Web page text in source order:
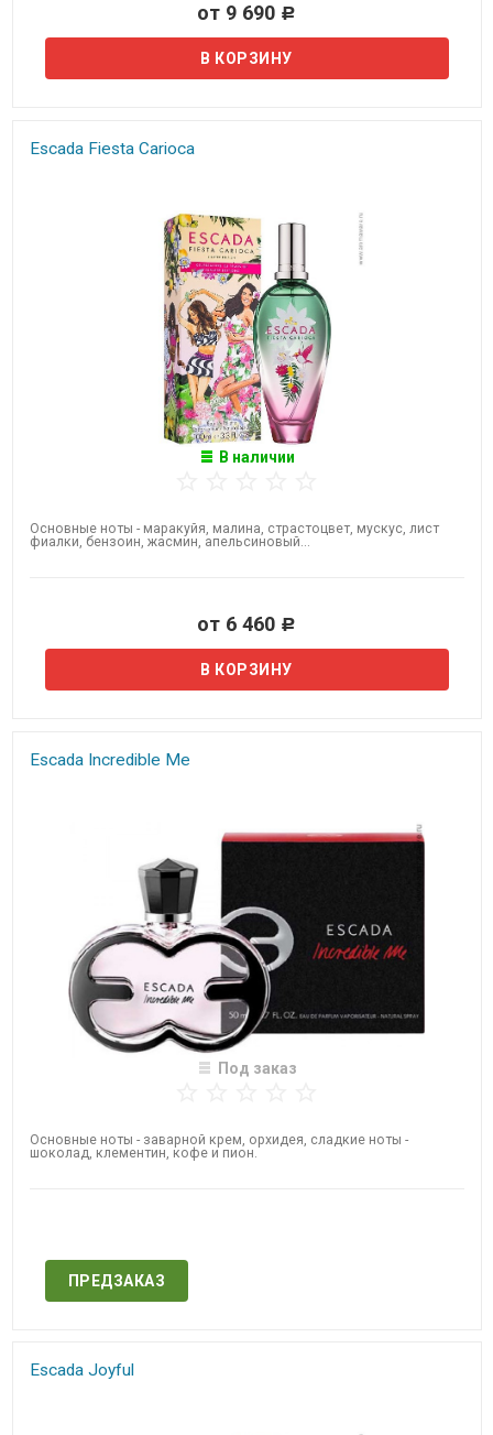
от 9 690 Р
Escada Fiesta Carioca
В наличии
Основные ноты - маракуйя, малина, страстоцвет, мускус, лист
фиалки, бензоин, жасмин, апельсиновый...
от 6 460 Р
Escada Incredible Me
Под заказ
Основные ноты - заварной крем, орхидея, сладкие ноты -
шоколад, клементин, кофе и пион.
ПРЕДЗАКАЗ
Escada Joyful